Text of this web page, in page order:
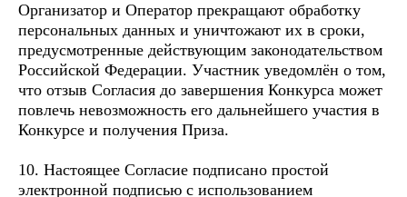
Организатор и Оператор прекращают обработку
персональных данных и уничтожают их в сроки,
предусмотренные действующим законодательством
Российской Федерации. Участник уведомлён о том,
что отзыв Согласия до завершения Конкурса может
повлечь невозможность его дальнейшего участия в
Конкурсе и получения Приза.
10. Настоящее Согласие подписано простой
электронной подписью с использованием